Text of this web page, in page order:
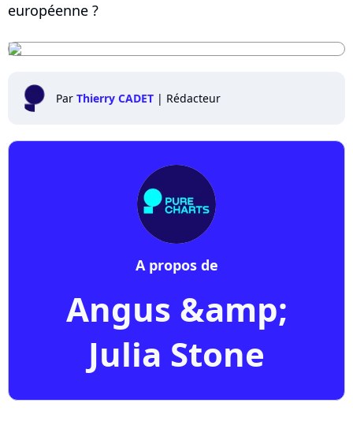
européenne ?
Par Thierry CADET | Rédacteur
Angus &amp;
Julia Stone
A propos de